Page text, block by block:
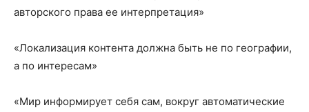
авторского права ее интерпретация»
«Локализация контента должна быть не по географии,
а по интересам»
«Мир информирует себя сам, вокруг автоматические